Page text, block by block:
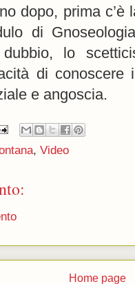
dopo, prima
di
dubbio, lo
di
e angoscia.
, Video
Home page